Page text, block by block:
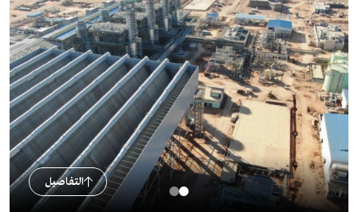
التفاصيل